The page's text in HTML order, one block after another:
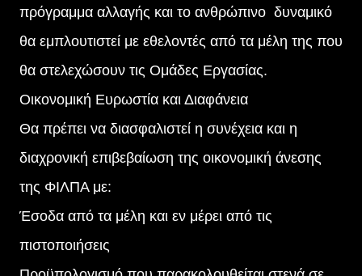
πρόγραμμα αλλαγής και το ανθρώπινο δυναμικό
θα εμπλουτιστεί με εθελοντές από τα μέλη της που
θα στελεχώσουν τις Ομάδες Εργασίας.
Οικονομική Ευρωστία και Διαφάνεια
Θα πρέπει να διασφαλιστεί η συνέχεια και η
διαχρονική επιβεβαίωση της οικονομική άνεσης
της ΦΙΛΠΑ με:
Έσοδα από τα μέλη και εν μέρει από τις
πιστοποιήσεις